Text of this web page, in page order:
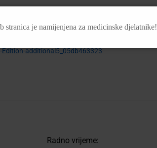
Edition-additional5_05db463323
Radno vrijeme:
stranica je namijenjena za medicinske djelatnike!